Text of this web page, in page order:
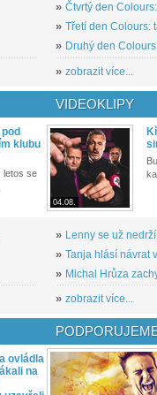
» Čtvrtý den
» Třetí den Colours:
» Druhý den
» zobrazit více...
klubu
letos se
VIDEOKLIPY
04.08.
» Lenny se už
» Tanja hlásí návrat
» Michal Hrůza
» zobrazit více...
ovládla
na